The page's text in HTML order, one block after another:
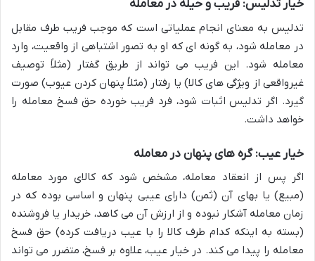
خیار تدلیس: فریب و حیله در معامله
تدلیس به معنای انجام عملیاتی است که موجب فریب طرف مقابل
در معامله شود، به گونه ای که او به تصور اشتباهی از واقعیت، وارد
معامله شود. این فریب می تواند از طریق گفتار (مثلاً توصیف
غیرواقعی از ویژگی های کالا) یا رفتار (مثلاً پنهان کردن عیوب) صورت
گیرد. اگر تدلیس اثبات شود، فرد فریب خورده حق فسخ معامله را
خواهد داشت.
خیار عیب: گره های پنهان در معامله
اگر پس از انعقاد معامله، مشخص شود که کالای مورد معامله
(مبیع) یا بهای آن (ثمن) دارای عیبی پنهان و اساسی بوده که در
زمان معامله آشکار نبوده و از ارزش آن می کاهد، خریدار یا فروشنده
(بسته به اینکه کدام طرف کالا را با عیب دریافت کرده) حق فسخ
معامله را پیدا می کند. در خیار عیب، علاوه بر فسخ، متضرر می تواند